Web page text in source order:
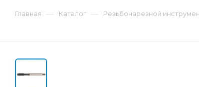
Главная — Каталог — Резьбонарезной